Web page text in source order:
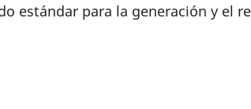
estándar para la generación y el